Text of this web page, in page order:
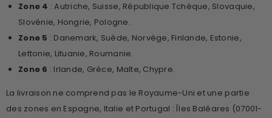
Zone 4 : Autriche, Suisse, République Tchèque, Slovaquie,
Slovénie, Hongrie, Pologne.
Zone 5 : Danemark, Suède, Norvège, Finlande, Estonie,
Lettonie, Lituanie, Roumanie.
Zone 6 : Irlande, Grèce, Malte, Chypre.
La livraison ne comprend pas le Royaume-Uni et une partie
des zones en Espagne, Italie et Portugal :Îles Baléares (07001-